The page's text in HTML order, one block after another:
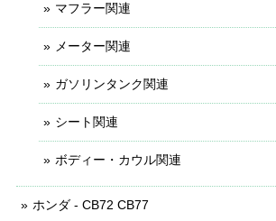
マフラー関連
メーター関連
ガソリンタンク関連
シート関連
ボディー・カウル関連
ホンダ - CB72 CB77